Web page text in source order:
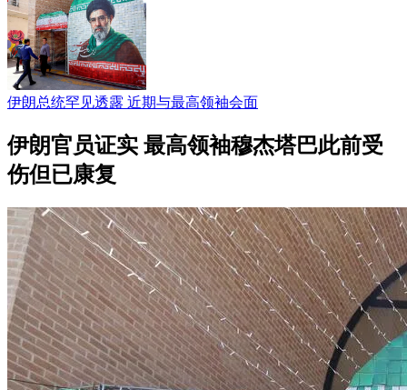
伊朗总统罕见透露 近期与最高领袖会面
伊朗官员证实 最高领袖穆杰塔巴此前受
伤但已康复